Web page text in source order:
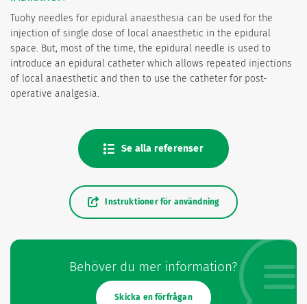
Tuohy needles for epidural anaesthesia can be used for the
injection of single dose of local anaesthetic in the epidural
space. But, most of the time, the epidural needle is used to
introduce an epidural catheter which allows repeated injections
of local anaesthetic and then to use the catheter for post-
operative analgesia.
Se alla referenser
Behöver du mer information?
Skicka en förfrågan
Instruktioner för användning